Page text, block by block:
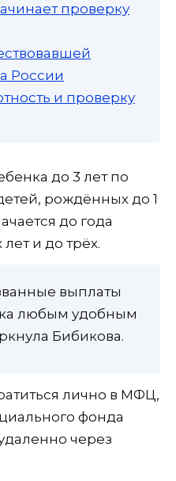
проверку
России
и проверку
до 3 лет по
рождённых до 1
до года
и до трёх.
выплаты
любым удобным
Бибикова.
лично в МФЦ,
фонда
через